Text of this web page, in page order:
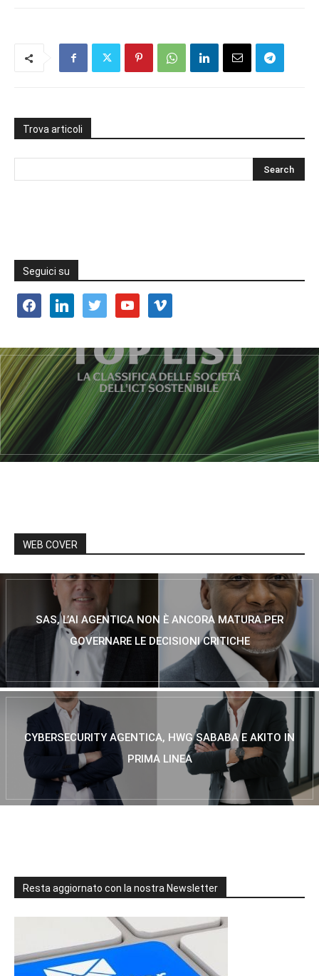
Trova articoli
Seguici su
facebooklinkedin twitter youtube vimeo
WEB COVER
SAS, L’AI AGENTICA NON È ANCORA MATURA PER
GOVERNARE LE DECISIONI CRITICHE
CYBERSECURITY AGENTICA, HWG SABABA E AKITO IN
PRIMA LINEA
Resta aggiornato con la nostra Newsletter